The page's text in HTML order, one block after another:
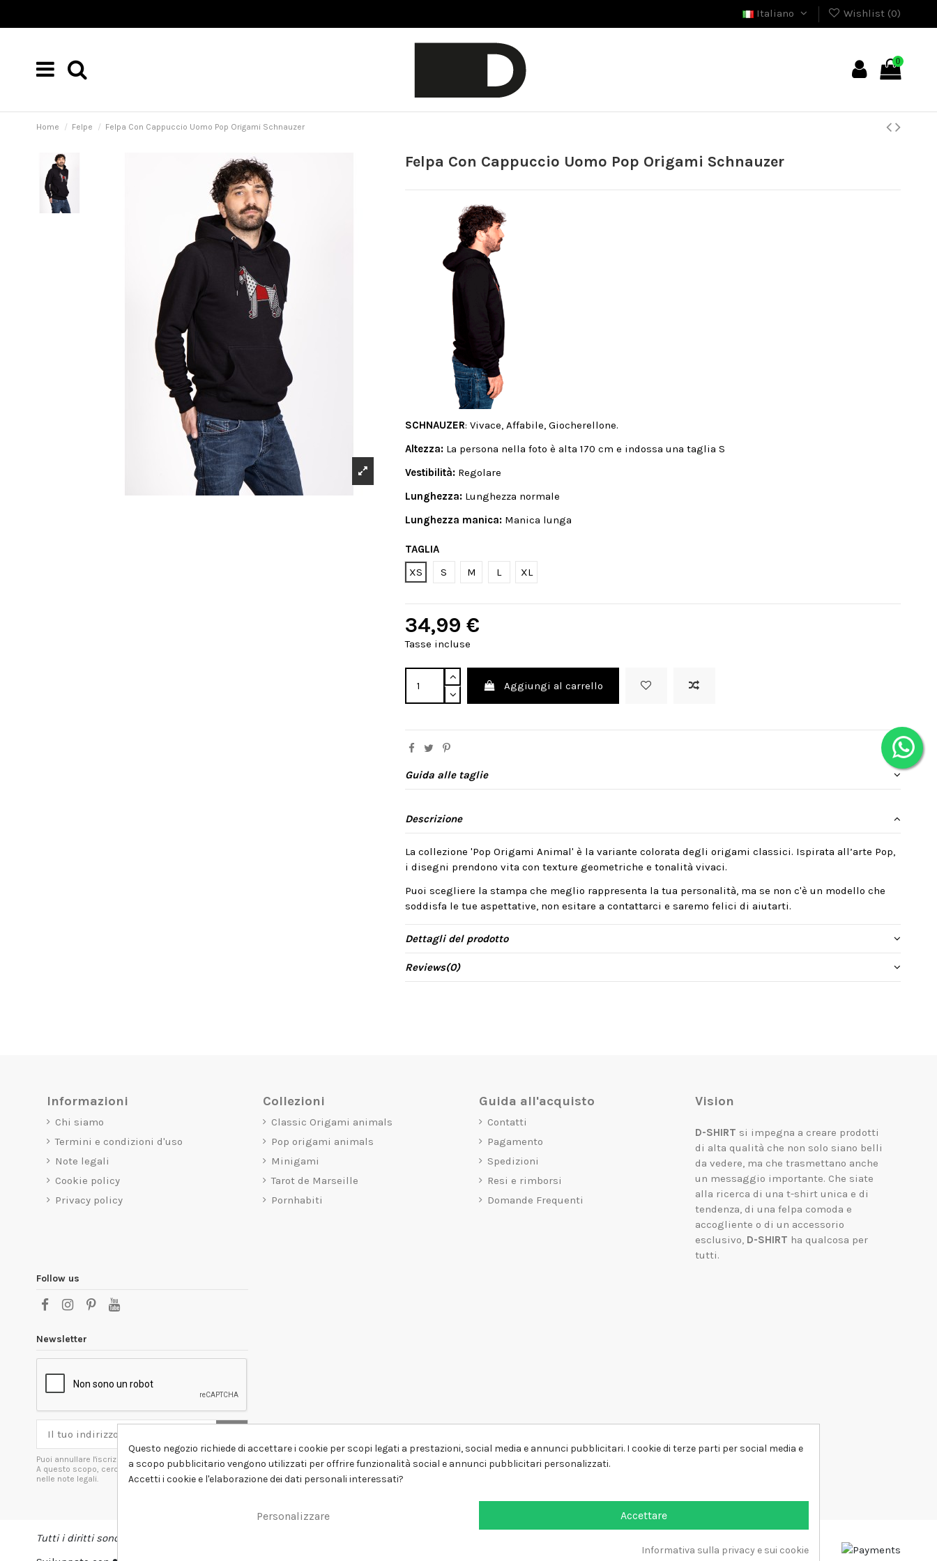
Italiano Wishlist (0)
0
Home Felpe Felpa Con Cappuccio Uomo Pop Origami Schnauzer
Felpa Con Cappuccio Uomo Pop Origami Schnauzer
SCHNAUZER: Vivace, Affabile, Giocherellone.
Altezza: La persona nella foto è alta 170 cm e indossa una taglia S
Vestibilità: Regolare
Lunghezza: Lunghezza normale
Lunghezza manica: Manica lunga
TAGLIA
XS
S M L XL
34,99 €
Tasse incluse
Aggiungi al carrello
Guida alle taglie
Descrizione
La collezione 'Pop Origami Animal' è la variante colorata degli origami classici. Ispirata all’arte Pop,
i disegni prendono vita con texture geometriche e tonalità vivaci.
Puoi scegliere la stampa che meglio rappresenta la tua personalità, ma se non c'è un modello che
soddisfa le tue aspettative, non esitare a contattarci e saremo felici di aiutarti.
Dettagli del prodotto
Reviews(0)
Informazioni
Chi siamo
Termini e condizioni d'uso
Note legali
Cookie policy
Privacy policy
Collezioni
Classic Origami animals
Pop origami animals
Minigami
Tarot de Marseille
Pornhabiti
Guida all'acquisto
Contatti
Pagamento
Spedizioni
Resi e rimborsi
Domande Frequenti
Vision
D-SHIRT si impegna a creare prodotti
di alta qualità che non solo siano belli
da vedere, ma che trasmettano anche
un messaggio importante. Che siate
alla ricerca di una t-shirt unica e di
tendenza, di una felpa comoda e
accogliente o di un accessorio
esclusivo, D-SHIRT ha qualcosa per
tutti.
Follow us
Newsletter
Puoi annullare l'iscrizione in ogni momenti.
A questo scopo, cerca le info di contatto
nelle note legali.
Tutti i diritti sono riservati DSHIRT - P.IVA 04979670652
Questo negozio richiede di accettare i cookie per scopi legati a prestazioni, social media e annunci pubblicitari. I cookie di terze parti per social media e
a scopo pubblicitario vengono utilizzati per offrire funzionalità social e annunci pubblicitari personalizzati.
Accetti i cookie e l'elaborazione dei dati personali interessati?
Accettare
Personalizzare
Informativa sulla privacy e sui cookie